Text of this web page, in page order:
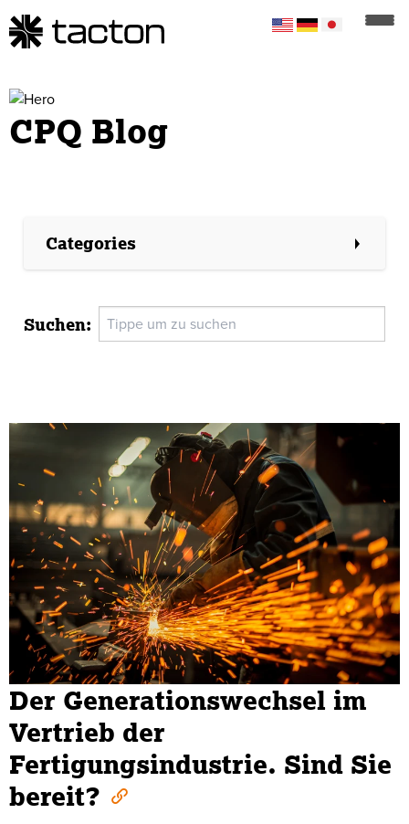
CPQ Blog
Categories
Heavy Vehicles
Fluid Control Solutions
Suchen:
Der Generationswechsel im
Vertrieb der
Fertigungsindustrie. Sind Sie
bereit?